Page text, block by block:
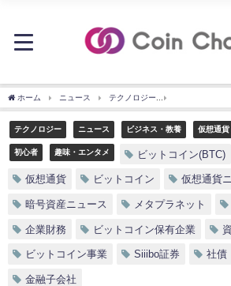
ホーム ニュース テクノロジー
テクノロジー ニュース ビジネス・教養 仮想通貨
初心者 趣味・エンタメ ビットコイン(BTC)
仮想通貨 ビットコイン 仮想通貨
暗号資産ニュース メタプラネット
企業財務 ビットコイン保有企業
ビットコイン事業 Siiibo証券 社債
金融子会社